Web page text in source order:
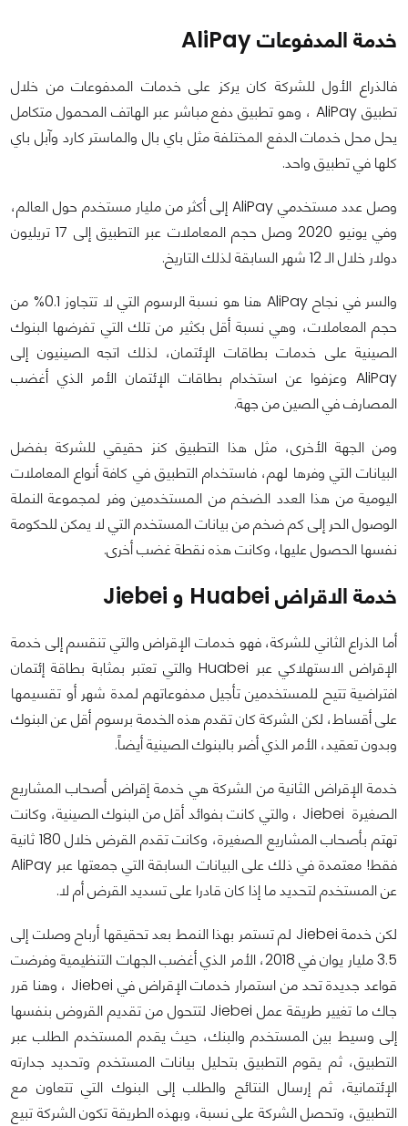
خدمة المدفوعاتAliPay
فالذراع الأول للشركة كان يركز على خدمات المدفوعات من خلال
تطبيق AliPay ، وهو تطبيق دفع مباشر عبر الهاتف المحمول متكامل
يحل محل خدمات الدفع المختلفة مثل باي بال والماستر كارد وآبل باي
كلها في تطبيق واحد.
وصل عدد مستخدمي AliPay إلى أكثر من مليار مستخدم حول العالم،
وفي يونيو 2020 وصل حجم المعاملات عبر التطبيق إلى 17 تريليون
دولار خلال الـ 12 شهر السابقة لذلك التاريخ.
والسر في نجاح AliPay هنا هو نسبة الرسوم التي لا تتجاوز 0.1% من
حجم المعاملات، وهي نسبة أقل بكثير من تلك التي تفرضها البنوك
الصينية على خدمات بطاقات الإئتمان، لذلك اتجه الصينيون إلى
AliPay وعزفوا عن استخدام بطاقات الإئتمان الأمر الذي أغضب
المصارف في الصين من جهة.
ومن الجهة الأخرى، مثل هذا التطبيق كنز حقيقي للشركة بفضل
البيانات التي وفرها لهم، فاستخدام التطبيق في كافة أنواع المعاملات
اليومية من هذا العدد الضخم من المستخدمين وفر لمجموعة النملة
الوصول الحر إلى كم ضخم من بيانات المستخدم التي لا يمكن للحكومة
نفسها الحصول عليها، وكانت هذه نقطة غضب أخرى.
خدمة الاقراض Huabei و Jiebei
أما الذراع الثاني للشركة، فهو خدمات الإقراض والتي تنقسم إلى خدمة
الإقراض الاستهلاكي عبر Huabei والتي تعتبر بمثابة بطاقة إئتمان
افتراضية تتيح للمستخدمين تأجيل مدفوعاتهم لمدة شهر أو تقسيمها
على أقساط، لكن الشركة كان تقدم هذه الخدمة برسوم أقل عن البنوك
وبدون تعقيد، الأمر الذي أضر بالبنوك الصينية أيضاً.
خدمة الإقراض الثانية من الشركة هي خدمة إقراض أصحاب المشاريع
الصغيرة Jiebei ، والتي كانت بفوائد أقل من البنوك الصينية، وكانت
تهتم بأصحاب المشاريع الصغيرة، وكانت تقدم القرض خلال 180 ثانية
فقط! معتمدة في ذلك على البيانات السابقة التي جمعتها عبر AliPay
عن المستخدم لتحديد ما إذا كان قادرا على تسديد القرض أم لا.
لكن خدمة Jiebei لم تستمر بهذا النمط بعد تحقيقها أرباح وصلت إلى
3.5 مليار يوان في 2018، الأمر الذي أغضب الجهات التنظيمية وفرضت
قواعد جديدة تحد من استمرار خدمات الإقراض في Jiebei ، وهنا قرر
جاك ما تغيير طريقة عمل Jiebei لتتحول من تقديم القروض بنفسها
إلى وسيط بين المستخدم والبنك، حيث يقدم المستخدم الطلب عبر
التطبيق، ثم يقوم التطبيق بتحليل بيانات المستخدم وتحديد جدارته
الإئتمانية، ثم إرسال النتائج والطلب إلى البنوك التي تتعاون مع
التطبيق، وتحصل الشركة على نسبة، وبهذه الطريقة تكون الشركة تبيع